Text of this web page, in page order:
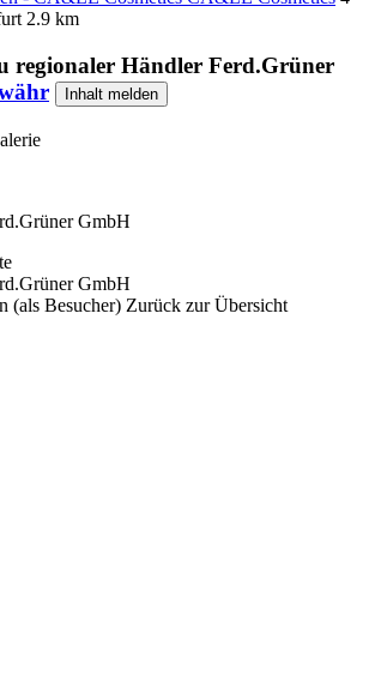
2.9 km
regionaler Händler Ferd.Grüner
Inhalt melden
(als Besucher) Zurück zur Übersicht